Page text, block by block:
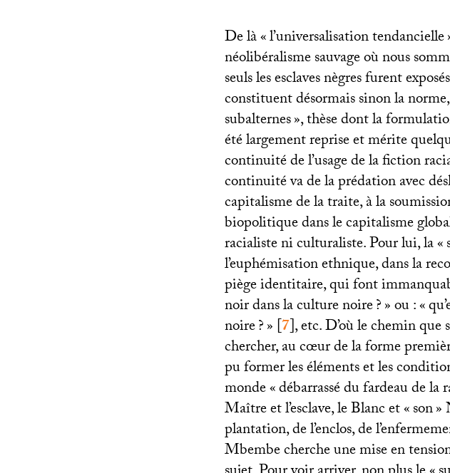
De là «l’universalisation tendancielle
néolibéralisme sauvage où nous
seuls les esclaves nègres furent
constituent désormais sinon la
subalternes», thèse dont la
été largement reprise et mérite
continuité de l’usage de la fiction
continuité va de la prédation avec
capitalisme de la traite, à la
biopolitique dans le capitalisme
racialiste ni culturaliste. Pour lui, la «
l’euphémisation ethnique, dans la
piège identitaire, qui font
noir dans la culture noire?» ou : «
noire?»[7], etc. D’où le chemin
chercher, au cœur de la forme
pu former les éléments et les
monde «débarrassé du fardeau de la
Maître et l’esclave, le Blanc et «son»
plantation, de l’enclos, de
Mbembe cherche une mise en